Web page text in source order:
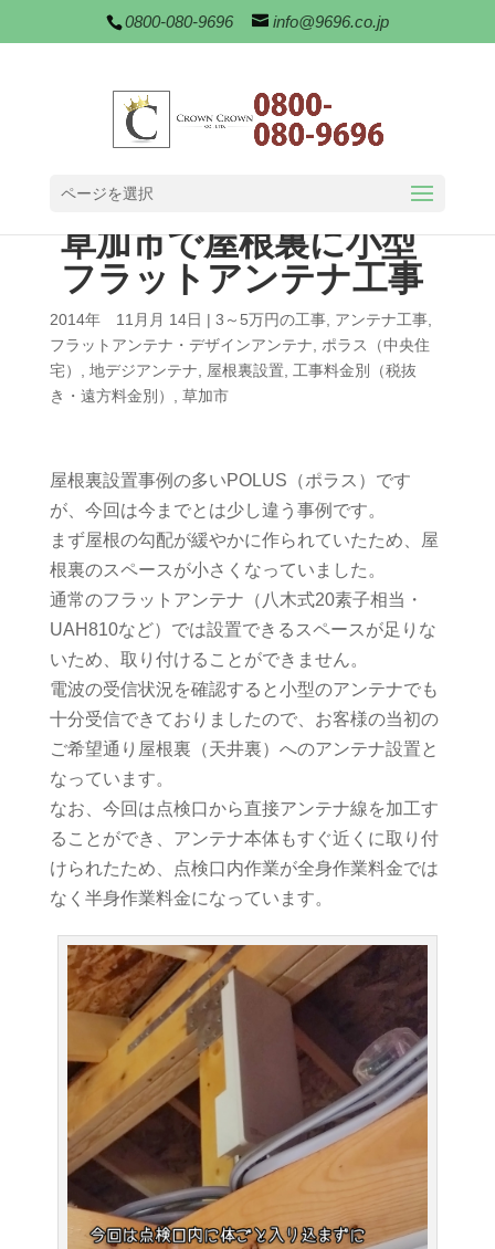
0800-080-9696 info@9696.co.jp
ページを選択
草加市で屋根裏に小型
フラットアンテナ工事
2014年 11月月 14日 | 3～5万円の工事, アンテナ工事,
フラットアンテナ・デザインアンテナ
ポラス（中央住
宅）
地デジアンテナ 屋根裏設置
工事料金別（税抜
き・遠方料金別）
草加市
屋根裏設置事例の多いPOLUS（ポラス）です
が、今回は今までとは少し違う事例です。
まず屋根の勾配が緩やかに作られていたため、屋
根裏のスペースが小さくなっていました。
通常のフラットアンテナ（八木式20素子相当・
UAH810など）では設置できるスペースが足りな
いため、取り付けることができません。
電波の受信状況を確認すると小型のアンテナでも
十分受信できておりましたので、お客様の当初の
ご希望通り屋根裏（天井裏）へのアンテナ設置と
なっています。
なお、今回は点検口から直接アンテナ線を加工す
ることができ、アンテナ本体もすぐ近くに取り付
けられたため、点検口内作業が全身作業料金では
なく半身作業料金になっています。